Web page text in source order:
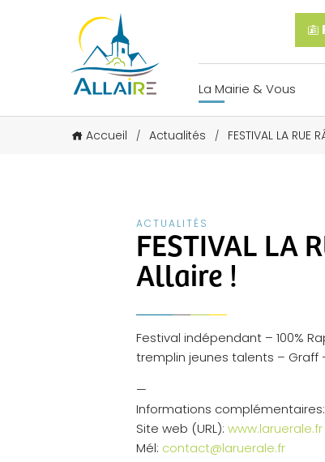
La Mairie & Vous
Accueil / Actualités / FESTIVAL LA
ACTUALITÉS
FESTIVAL LA
Allaire !
Festival indépendant – 100%
tremplin jeunes talents –
—
Informations complémentaires:
Site web (URL): www.laruerale.fr
Mél: contact@laruerale.fr